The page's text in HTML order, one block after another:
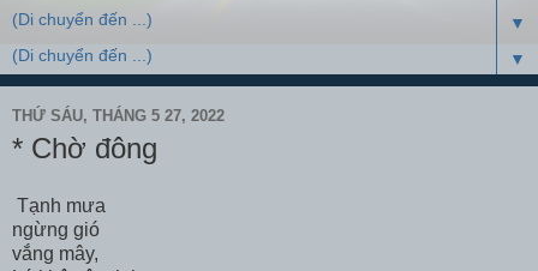
▼
▼
THỨ SÁU, THÁNG 5 27, 2022
* Chờ đông
Tạnh mưa
ngừng gió
vắng mây,